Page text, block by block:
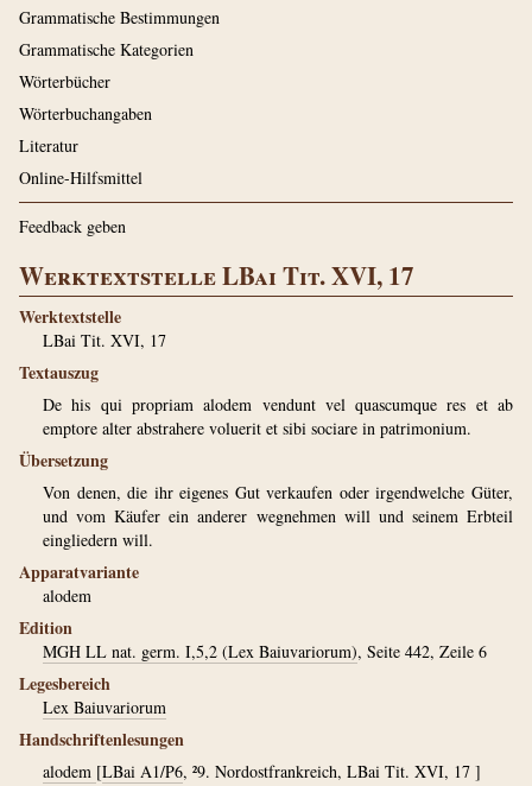
Grammatische Bestimmungen
Grammatische Kategorien
Wörterbücher
Wörterbuchangaben
Literatur
Online-Hilfsmittel
Feedback geben
Werktextstelle LBai Tit. XVI, 17
Werktextstelle
LBai Tit. XVI, 17
Textauszug
De his qui propriam alodem vendunt vel quascumque res et ab
emptore alter abstrahere voluerit et sibi sociare in patrimonium.
Übersetzung
Von denen, die ihr eigenes Gut verkaufen oder irgendwelche Güter,
und vom Käufer ein anderer wegnehmen will und seinem Erbteil
eingliedern will.
Apparatvariante
alodem
Edition
MGH LL nat. germ. I,5,2 (Lex Baiuvariorum), Seite 442, Zeile 6
Legesbereich
Lex Baiuvariorum
Handschriftenlesungen
alodem [LBai A1/P6, ²9. Nordostfrankreich, LBai Tit. XVI, 17 ]